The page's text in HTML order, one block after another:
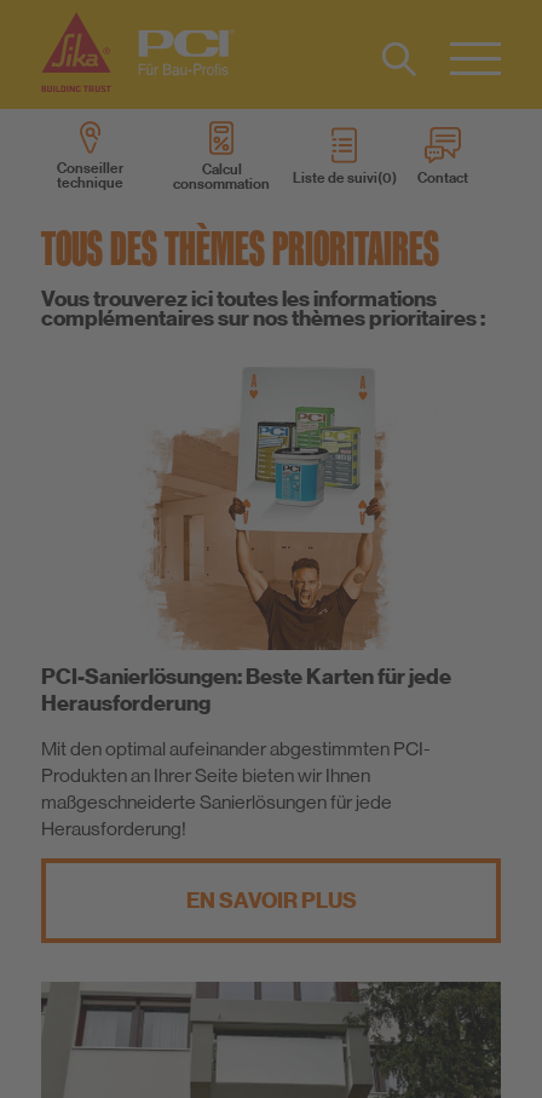
Produits
Systèmes des produits
Connaissances
A propos de nous
Type 2 or
more
characters
Conseiller
technique
Calcul
consommation
Liste de suivi Contact
Contact
DE
IT
TOUS DES THÈMES PRIORITAIRES
Vous trouverez ici toutes les informations
complémentaires sur nos thèmes prioritaires :
PCI-Sanierlösungen: Beste Karten für jede
Herausforderung
Mit den optimal aufeinander abgestimmten PCI-
Produkten an Ihrer Seite bieten wir Ihnen
maßgeschneiderte Sanierlösungen für jede
Herausforderung!
EN SAVOIR PLUS